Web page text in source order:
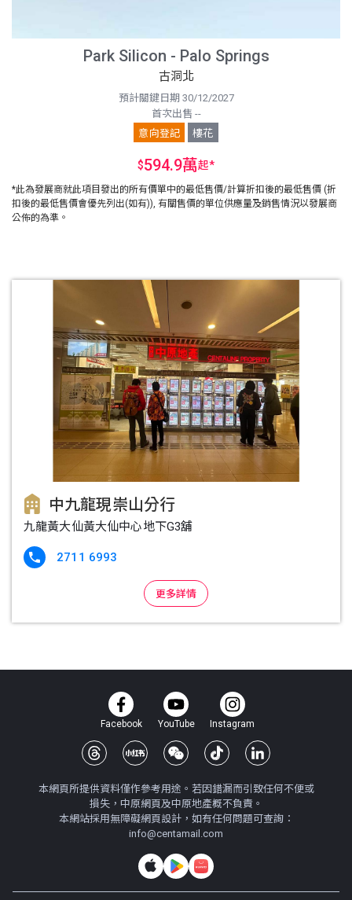
Park Silicon - Palo Springs
古洞北
預計關鍵日期 30/12/2027
首次出售 --
意向登記
樓花
$594.9萬起*
*此為發展商就此項目發出的所有價單中的最低售價/計算折扣後的最低售價 (折
扣後的最低售價會優先列出(如有)), 有關售價的單位供應量及銷售情況以發展商
公佈的為準。
中九龍現崇山分行
九龍黃大仙黃大仙中心地下G3舖
 2711 6993
更多詳情
Facebook YouTube Instagram
本網頁所提供資料僅作參考用途。若因錯漏而引致任何不便或
損失，中原網頁及中原地產概不負責。
本網站採用無障礙網頁設計，如有任何問題可查詢：
info@centamail.com